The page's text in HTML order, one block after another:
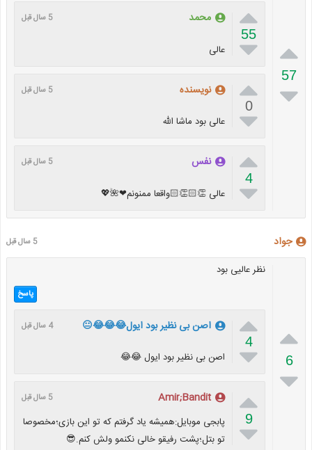

57


55

محمد 5 سال قبل
عالی

0

نویسنده 5 سال قبل
عالی بود ماشا الله

4

نفس 5 سال قبل
عالی 👏🏻👏🏻واقعا ممنونم❤🌺💖
جواد 5 سال قبل

6

نظر عالیی بود
پاسخ

4

اصن بی نظیر بود ایول😂😂😂😐 4 سال قبل
اصن بی نظیر بود ایول 😂😂

9

Amir;Bandit 5 سال قبل
پابجی موبایل:همیشه یاد گرفتم که تو این بازی؛مخصوصا
تو بتل؛پشت رفیقو خالی نکنمو ولش کنم.😎